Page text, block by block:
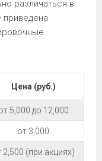
различаться в
Цена (руб.)
5,000 до 12,000
от 3,000
2,500 (при акциях)